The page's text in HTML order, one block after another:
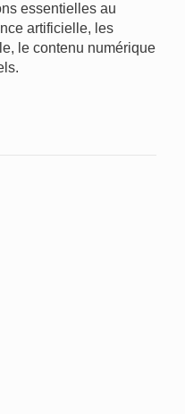
essentielles au
artificielle, les
le contenu numérique